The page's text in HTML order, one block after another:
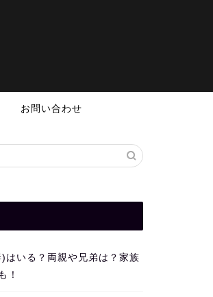
お問い合わせ
はいる？両親や兄弟は？家族
！